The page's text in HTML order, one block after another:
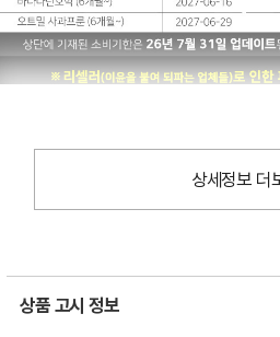
상세정보 더
상품 고시 정보